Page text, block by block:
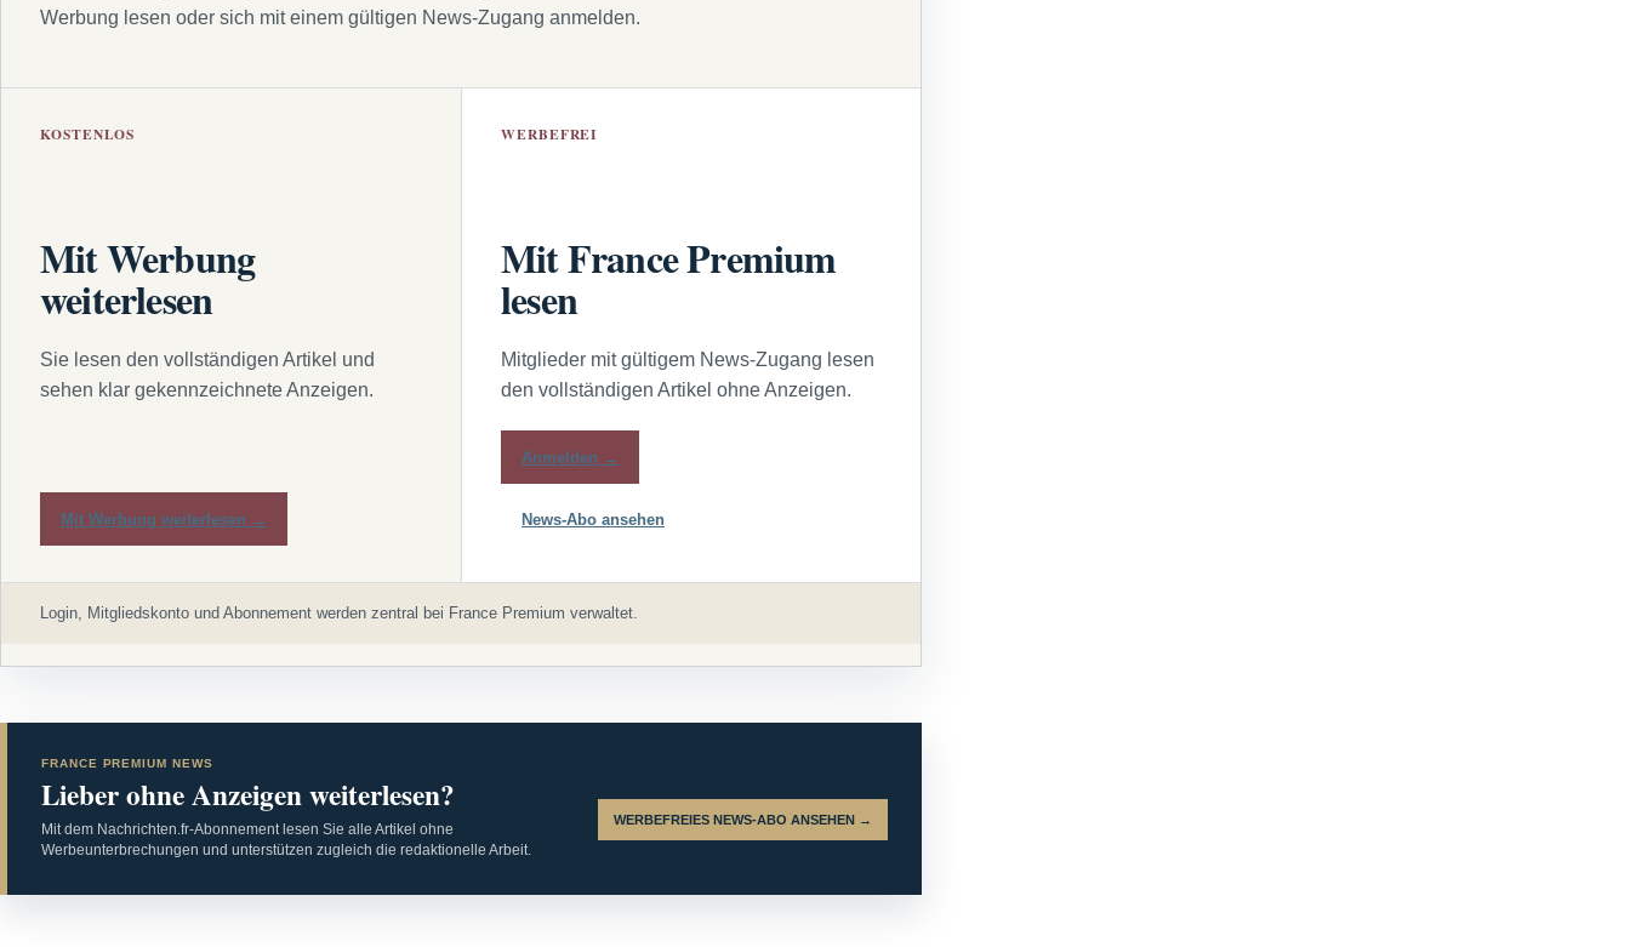
Werbung lesen oder sich mit einem gültigen News-Zugang anmelden.
KOSTENLOS
Mit Werbung
weiterlesen
Sie lesen den vollständigen Artikel und
sehen klar gekennzeichnete Anzeigen.
Mit Werbung weiterlesen →
WERBEFREI
Mit France Premium
lesen
Mitglieder mit gültigem News-Zugang lesen
den vollständigen Artikel ohne Anzeigen.
Anmelden →
News-Abo ansehen
Login, Mitgliedskonto und Abonnement werden zentral bei France Premium verwaltet.
FRANCE PREMIUM NEWS
Lieber ohne Anzeigen weiterlesen?
Mit dem Nachrichten.fr-Abonnement lesen Sie alle Artikel ohne
Werbeunterbrechungen und unterstützen zugleich die redaktionelle Arbeit.
WERBEFREIES NEWS-ABO ANSEHEN →